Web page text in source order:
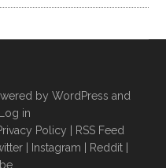
by WordPress and
Log in
Policy
RSS Feed
| Instagram Reddit|